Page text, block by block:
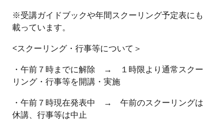
※受講ガイドブックや年間スクーリング予定表にも
載っています。
<スクーリング・行事等について＞
・午前７時までに解除 → １時限より通常スクー
リング・行事等を開講・実施
・午前７時現在発表中 → 午前のスクーリングは
休講、行事等は中止